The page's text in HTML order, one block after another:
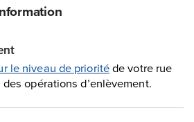
le niveau de prioritéde votre rue
opérations d’enlèvement.